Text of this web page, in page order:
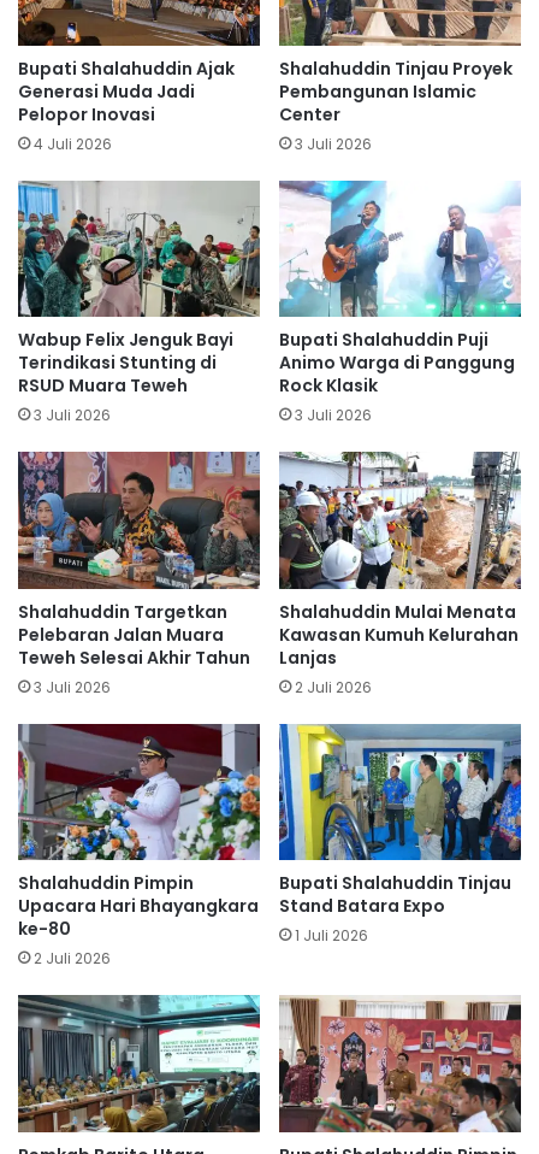
Bupati Shalahuddin Ajak
Generasi Muda Jadi
Pelopor Inovasi
4 Juli 2026
Shalahuddin Tinjau Proyek
Pembangunan Islamic
Center
3 Juli 2026
Wabup Felix Jenguk Bayi
Terindikasi Stunting di
RSUD Muara Teweh
3 Juli 2026
Bupati Shalahuddin Puji
Animo Warga di Panggung
Rock Klasik
3 Juli 2026
Shalahuddin Targetkan
Pelebaran Jalan Muara
Teweh Selesai Akhir Tahun
3 Juli 2026
Shalahuddin Mulai Menata
Kawasan Kumuh Kelurahan
Lanjas
2 Juli 2026
Shalahuddin Pimpin
Upacara Hari Bhayangkara
ke-80
2 Juli 2026
Bupati Shalahuddin Tinjau
Stand Batara Expo
1 Juli 2026